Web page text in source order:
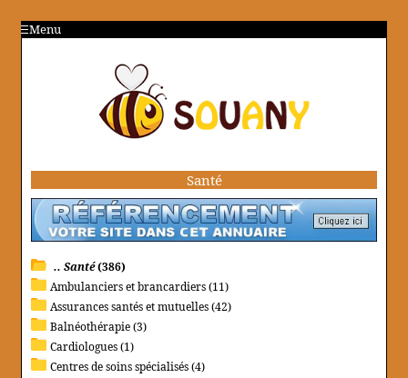
Menu
Santé
.. Santé(386)
Ambulanciers et brancardiers (11)
Assurances santés et mutuelles (42)
Balnéothérapie (3)
Cardiologues (1)
Centres de soins spécialisés (4)